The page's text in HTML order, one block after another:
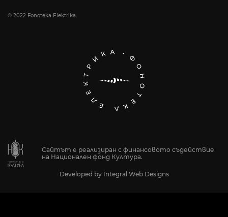
© 2022 Fonoteka Elektrika
Сайтът е реализиран с финансовото съдействие
на Национален фонд Култура.
Developed by Integral Web Designs